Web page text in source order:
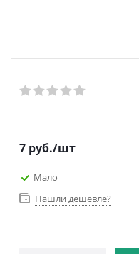
7 руб./шт
Мало
Нашли дешевле?